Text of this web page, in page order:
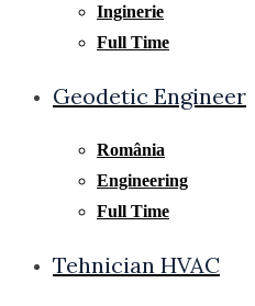
Inginerie
Full Time
Geodetic Engineer
România
Engineering
Full Time
Tehnician HVAC